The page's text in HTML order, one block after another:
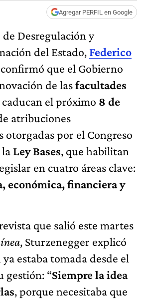
Agregar PERFIL en Google
Desregulación y
del Estado, Federico
que el Gobierno
de lasfacultades
caducan el próximo 8 de
atribuciones
otorgadas por el Congreso
Ley Bases, que habilitan
en cuatro áreas clave:
económica, financiera y
que salió este martes
, Sturzenegger explicó
estaba tomada desde el
gestión: “Siempre la idea
, porque necesitaba que